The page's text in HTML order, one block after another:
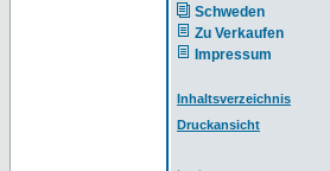
Schweden
Zu Verkaufen
Impressum
Inhaltsverzeichnis
Druckansicht